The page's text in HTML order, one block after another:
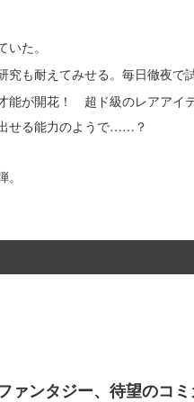
た。
究も耐えてみせる。毎日徹夜
能が開花！ 超ド級のレアアイ
せる能力のようで……？
ンタジー、待望のコミ